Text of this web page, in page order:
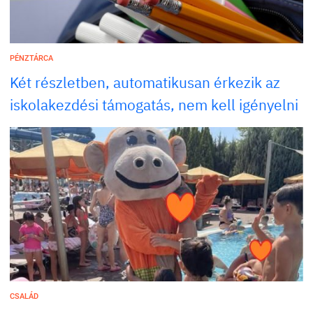
PÉNZTÁRCA
Két részletben, automatikusan érkezik az
iskolakezdési támogatás, nem kell igényelni
CSALÁD